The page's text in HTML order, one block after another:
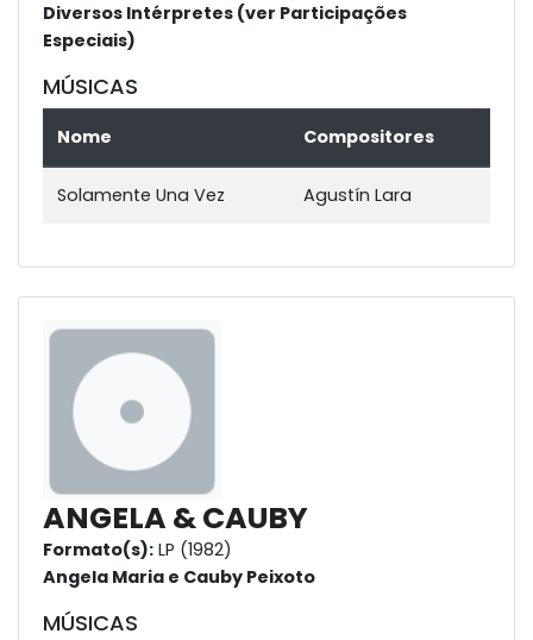
Diversos Intérpretes (ver Participações
Especiais)
MÚSICAS
Nome Compositores
Solamente Una Vez Agustín Lara
ANGELA & CAUBY
Formato(s): LP (1982)
Angela Maria e Cauby Peixoto
MÚSICAS